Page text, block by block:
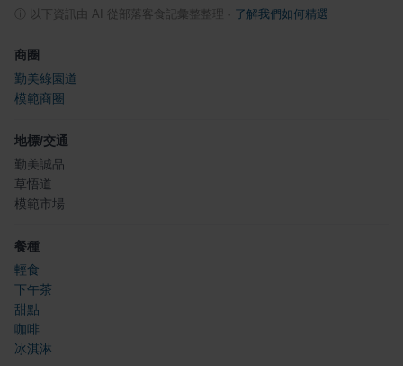
以下資訊由 AI 從部落客食記彙整整理 了解我們如何精選
商圈
勤美綠園道
模範商圈
地標/交通
勤美誠品
草悟道
模範市場
餐種
輕食
下午茶
甜點
咖啡
冰淇淋